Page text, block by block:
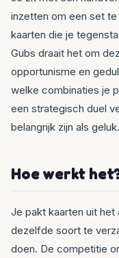
inzetten om een set
kaarten die je
Gubs draait het om
opportunisme en
welke combinaties je
een strategisch duel
belangrijk zijn als geluk.
Hoe werkt
Je pakt kaarten uit
dezelfde soort te
doen. De competitie